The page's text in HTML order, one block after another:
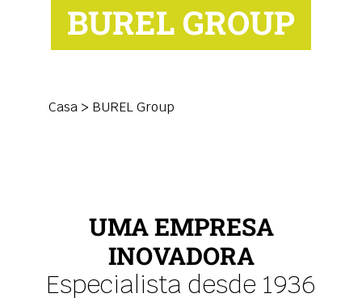
BUREL GROUP
Casa > BUREL Group
UMA EMPRESA
INOVADORA
Especialista desde 1936